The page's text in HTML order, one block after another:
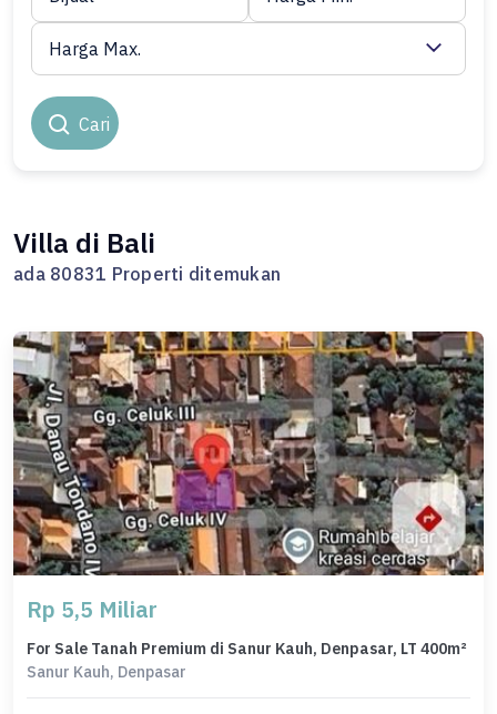
Cari
Harga Max.
Villa di Bali
ada 80831 Properti ditemukan
Rp 5,5 Miliar
For Sale Tanah Premium di Sanur Kauh, Denpasar, LT 400m²
Sanur Kauh, Denpasar